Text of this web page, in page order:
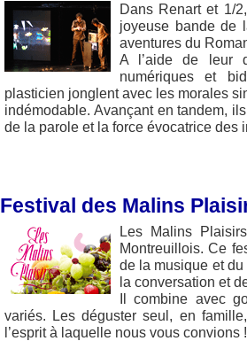
Dans Renart et 1/
joyeuse bande de
aventures du
A l’aide de leur
numériques et
plasticien jonglent avec les morales
indémodable. Avançant en tandem,
de la parole et la force évocatrice des
Festival des Malins
Les Malins
Montreuillois. Ce
de la musique et
la conversation et
Il combine avec
variés. Les déguster seul, en
l’esprit à laquelle nous vous convions !